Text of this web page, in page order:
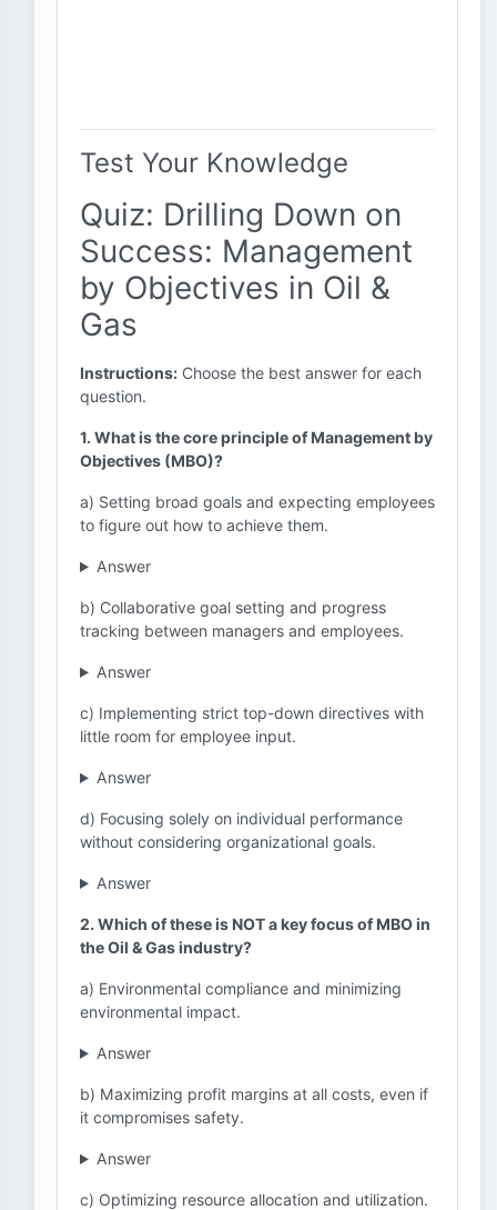
Test Your Knowledge
Quiz: Drilling Down on
Success: Management
by Objectives in Oil &
Gas
Instructions: Choose the best answer for each
question.
1. What is the core principle of Management by
Objectives (MBO)?
a) Setting broad goals and expecting employees
to figure out how to achieve them.
Answer
b) Collaborative goal setting and progress
tracking between managers and employees.
Answer
c) Implementing strict top-down directives with
little room for employee input.
Answer
d) Focusing solely on individual performance
without considering organizational goals.
Answer
2. Which of these is NOT a key focus of MBO in
the Oil & Gas industry?
a) Environmental compliance and minimizing
environmental impact.
Answer
b) Maximizing profit margins at all costs, even if
it compromises safety.
Answer
c) Optimizing resource allocation and utilization.